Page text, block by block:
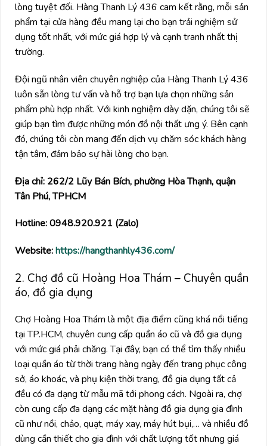
lòng tuyệt đối. Hàng Thanh Lý 436 cam kết rằng, mỗi sản
phẩm tại cửa hàng đều mang lại cho bạn trải nghiệm sử
dụng tốt nhất, với mức giá hợp lý và cạnh tranh nhất thị
trường.
Đội ngũ nhân viên chuyên nghiệp của Hàng Thanh Lý 436
luôn sẵn lòng tư vấn và hỗ trợ bạn lựa chọn những sản
phẩm phù hợp nhất. Với kinh nghiệm dày dặn, chúng tôi sẽ
giúp bạn tìm được những món đồ nội thất ưng ý. Bên cạnh
đó, chúng tôi còn mang đến dịch vụ chăm sóc khách hàng
tận tâm, đảm bảo sự hài lòng cho bạn.
Địa chỉ: 262/2 Lũy Bán Bích, phường Hòa Thạnh, quận
Tân Phú, TPHCM
Hotline: 0948.920.921 (Zalo)
Website:https://hangthanhly436.com/
2. Chợ đồ cũ Hoàng Hoa Thám – Chuyên quần
áo, đồ gia dụng
Chợ Hoàng Hoa Thám là một địa điểm cũng khá nổi tiếng
tại TP.HCM, chuyên cung cấp quần áo cũ và đồ gia dụng
với mức giá phải chăng. Tại đây, bạn có thể tìm thấy nhiều
loại quần áo từ thời trang hàng ngày đến trang phục công
sở, áo khoác, và phụ kiện thời trang, đồ gia dụng tất cả
đều có đa dạng từ mẫu mã tới phong cách. Ngoài ra, chợ
còn cung cấp đa dạng các mặt hàng đồ gia dụng gia đình
cũ như nồi, chảo, quạt, máy xay, máy hút bụi,… và nhiều đồ
dùng cần thiết cho gia đình với chất lượng tốt nhưng giá